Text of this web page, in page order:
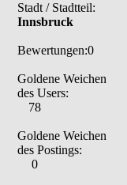
Stadt / Stadtteil:
Innsbruck
Bewertungen:0
Goldene Weichen
des Users:
78
Goldene Weichen
des Postings:
0